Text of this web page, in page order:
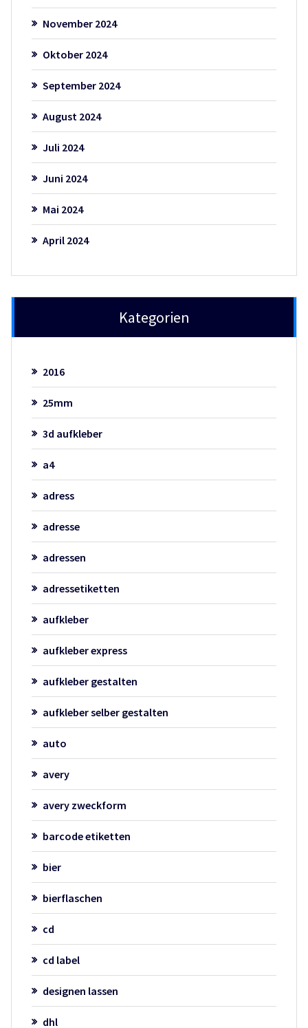
November 2024
Oktober 2024
September 2024
August 2024
Juli 2024
Juni 2024
Mai 2024
April 2024
Kategorien
2016
25mm
3d aufkleber
a4
adress
adresse
adressen
adressetiketten
aufkleber
aufkleber express
aufkleber gestalten
aufkleber selber gestalten
auto
avery
avery zweckform
barcode etiketten
bier
bierflaschen
cd
cd label
designen lassen
dhl